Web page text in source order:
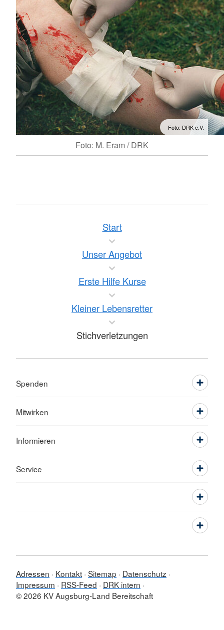
Foto: DRK e.V.
Foto: M. Eram / DRK
Start
Unser Angebot
Erste Hilfe Kurse
Kleiner Lebensretter
Stichverletzungen
Spenden
Mitwirken
Informieren
Service
Adressen Kontakt Sitemap
Datenschutz
Impressum
RSS-Feed
DRK intern
© 2026 KV Augsburg-Land Bereitschaft